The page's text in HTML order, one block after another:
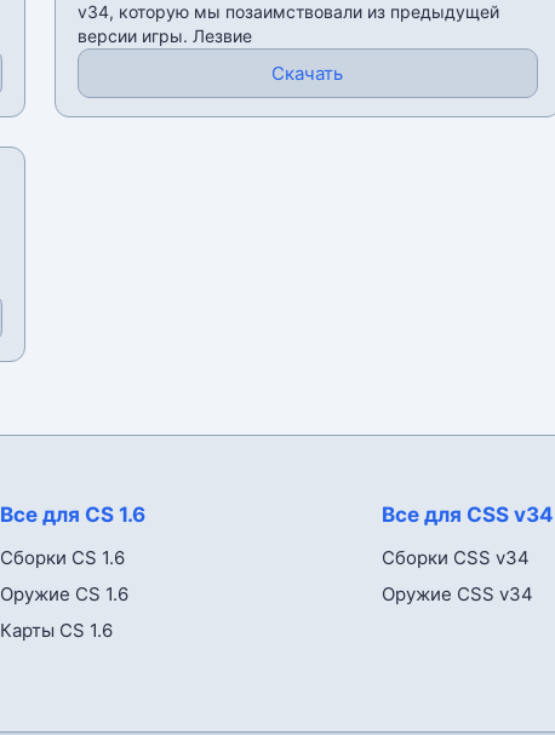
v34, которую мы позаимствовали из предыдущей
версии игры. Лезвие
Скачать
Все для CS 1.6
Сборки CS 1.6
Оружие CS 1.6
Карты CS 1.6
Все для CSS v34
Сборки CSS v34
Оружие CSS v34